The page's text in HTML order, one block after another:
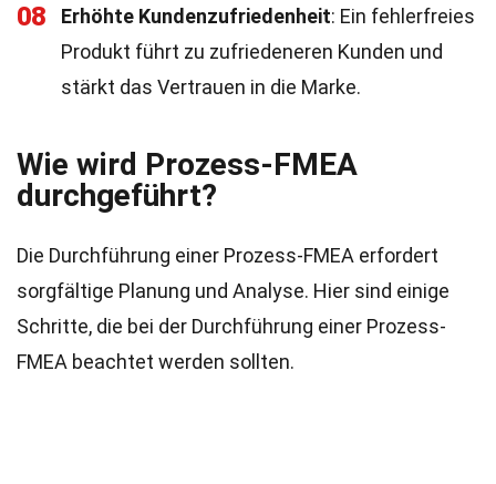
08 Erhöhte Kundenzufriedenheit: Ein fehlerfreies
Produkt führt zu zufriedeneren Kunden und
stärkt das Vertrauen in die Marke.
Wie wird Prozess-FMEA
durchgeführt?
Die Durchführung einer Prozess-FMEA erfordert
sorgfältige Planung und Analyse. Hier sind einige
Schritte, die bei der Durchführung einer Prozess-
FMEA beachtet werden sollten.